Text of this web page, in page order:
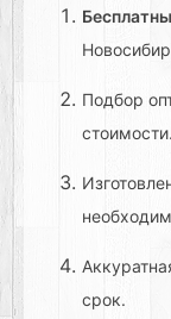
Подбор
стоимости.
срок.